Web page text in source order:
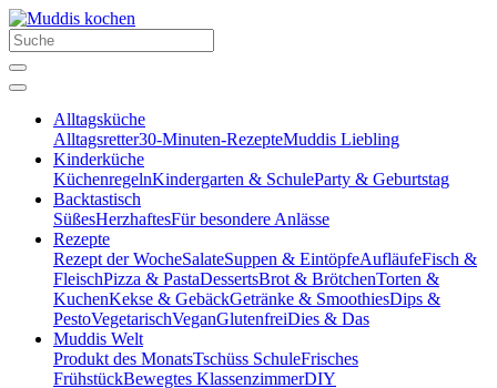
Alltagsküche
Alltagsretter30-Minuten-RezepteMuddis Liebling
Kinderküche
KüchenregelnKindergarten & SchuleParty & Geburtstag
Backtastisch
SüßesHerzhaftesFür besondere Anlässe
Rezepte
Rezept der WocheSalateSuppen & EintöpfeAufläufeFisch &
FleischPizza & PastaDessertsBrot & BrötchenTorten &
KuchenKekse & GebäckGetränke & SmoothiesDips &
PestoVegetarischVeganGlutenfreiDies & Das
Muddis Welt
Produkt des MonatsTschüss SchuleFrisches
FrühstückBewegtes KlassenzimmerDIY